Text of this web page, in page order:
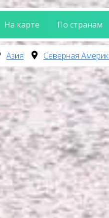
На карте По странам
Азия Северная